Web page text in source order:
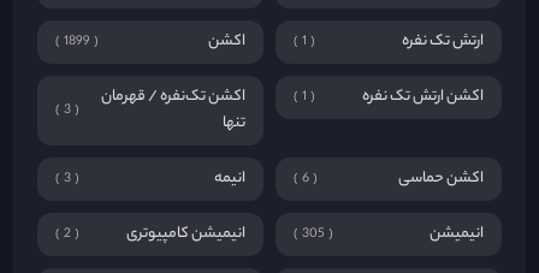
ارتش تک نفره 1 اکشن 1899
اکشن ارتش تک نفره 1
اکشن تک‌نفره / قهرمان
تنها
3
اکشن حماسی 6 انیمه 3
انیمیشن 305 انیمیشن کامپیوتری 2